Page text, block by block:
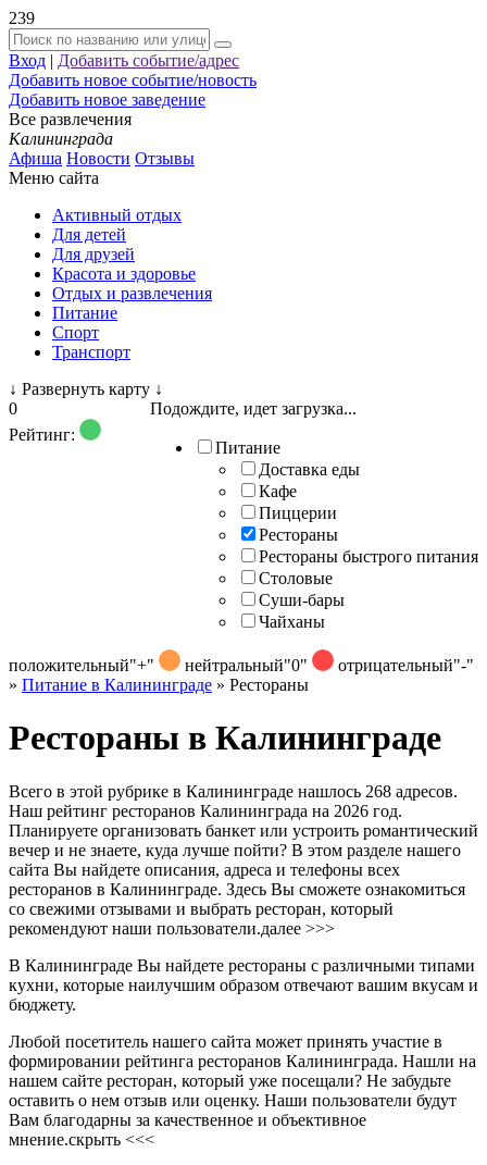
239
Вход | Добавить событие/адрес
Добавить новое событие/новость
Добавить новое заведение
Все развлечения
Калининграда
Афиша Новости Отзывы
Меню сайта
Активный отдых
Для детей
Для друзей
Красота и здоровье
Отдых и развлечения
Питание
Спорт
Транспорт
↓ Развернуть карту ↓
Подождите, идет загрузка...
Питание
Доставка еды
Кафе
Пиццерии
Рестораны
Рестораны быстрого питания
Столовые
Суши-бары
Чайханы
0
Рейтинг:
положительный"+" нейтральный"0" отрицательный"-"
» Питание в Калининграде » Рестораны
Рестораны в Калининграде
Всего в этой рубрике в Калининграде нашлось 268 адресов.
Наш рейтинг ресторанов Калининграда на 2026 год.
Планируете организовать банкет или устроить романтический
вечер и не знаете, куда лучше пойти? В этом разделе нашего
сайта Вы найдете описания, адреса и телефоны всех
ресторанов в Калининграде. Здесь Вы сможете ознакомиться
со свежими отзывами и выбрать ресторан, который
рекомендуют наши пользователи.далее >>>
В Калининграде Вы найдете рестораны с различными типами
кухни, которые наилучшим образом отвечают вашим вкусам и
бюджету.
Любой посетитель нашего сайта может принять участие в
формировании рейтинга ресторанов Калининграда. Нашли на
нашем сайте ресторан, который уже посещали? Не забудьте
оставить о нем отзыв или оценку. Наши пользователи будут
Вам благодарны за качественное и объективное
мнение.скрыть <<<